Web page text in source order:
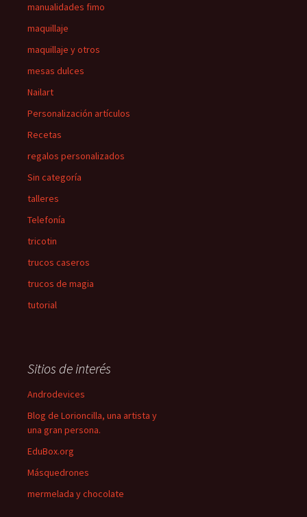
manualidades fimo
maquillaje
maquillaje y otros
mesas dulces
Nailart
Personalización artículos
Recetas
regalos personalizados
Sin categoría
talleres
Telefonía
tricotin
trucos caseros
trucos de magia
tutorial
Sitios de interés
Androdevices
Blog de Lorioncilla, una artista y
una gran persona.
EduBox.org
Másquedrones
mermelada y chocolate